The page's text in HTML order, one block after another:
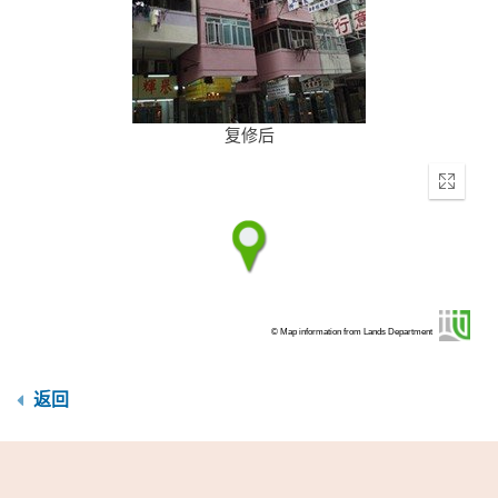
复修后
Enter
© Map information from Lands Department
返回